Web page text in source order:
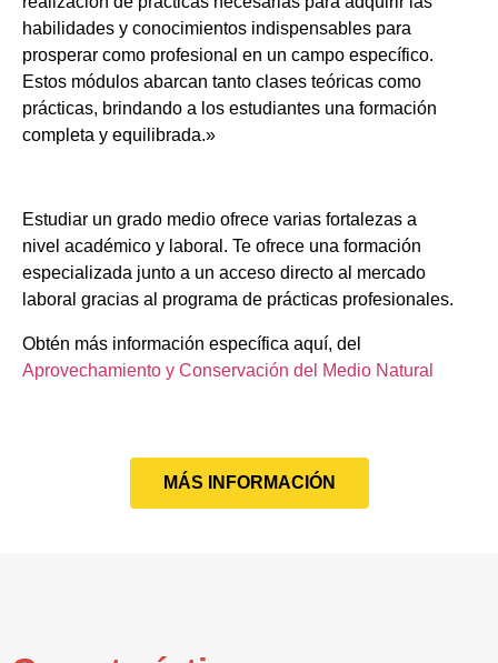
habilidades y conocimientos indispensables para
prosperar como profesional en un campo específico.
Estos módulos abarcan tanto clases teóricas como
prácticas, brindando a los estudiantes una formación
completa y equilibrada.»
Estudiar un grado medio ofrece varias fortalezas a
nivel académico y laboral. Te ofrece una formación
especializada junto a un acceso directo al mercado
laboral gracias al programa de prácticas profesionales.
Obtén más información específica aquí, del
Aprovechamiento y Conservación del Medio Natural
MÁS INFORMACIÓN